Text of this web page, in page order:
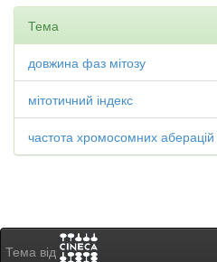
Тема
довжина фаз мітозу
мітотичний індекс
частота хромосомних аберацій
Тема від